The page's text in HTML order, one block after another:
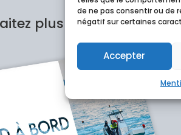
de ne pas consentir ou de
négatif sur certaines
Accepter
plus d'informations ?